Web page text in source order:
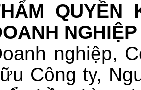
QUYỀN
NGHIỆP
nghiệp,
Công ty,